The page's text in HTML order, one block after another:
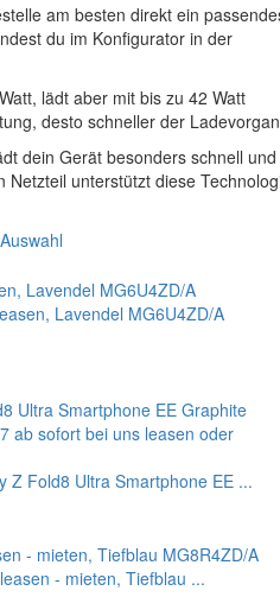
am besten direkt ein
du im Konfigurator in der
lädt aber mit bis zu 42 Watt
desto schneller der
dein Gerät besonders schnell und
unterstützt diese
Lavendel MG6U4ZD/A
Z Fold8 Ultra Smartphone EE ...
- mieten, Tiefblau ...